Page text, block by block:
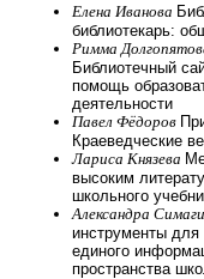
Елена Иванова
библиотекарь:
Римма
Библиотечный
помощь
деятельности
Павел Фёдоров
Краеведческие
Лариса Князева
высоким
школьного
Александра
инструменты
единого
пространства